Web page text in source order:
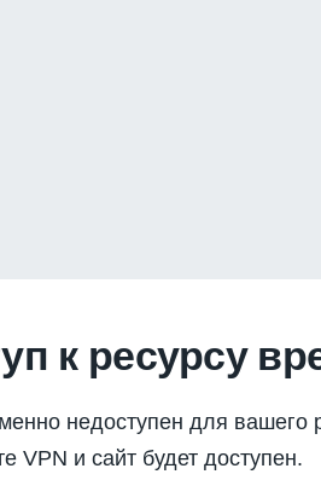
к ресурсу
недоступен для вашего
VPN и сайт будет доступен.